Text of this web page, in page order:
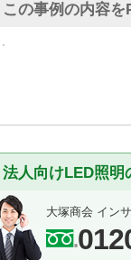
この事例の内容を
法人向けLED照明
大塚商会 イン